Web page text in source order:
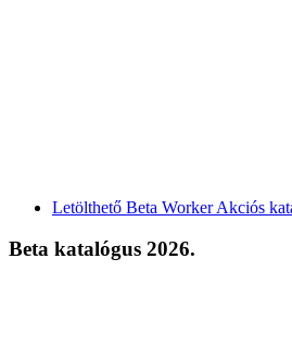
Letölthető Beta Worker Akciós
Beta katalógus 2026.